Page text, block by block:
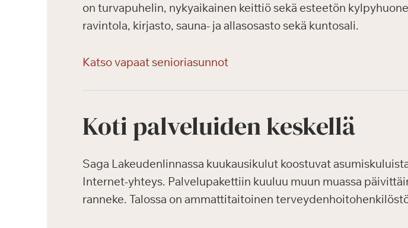
on turvapuhelin, nykyaikainen keittiö sekä esteetön
ravintola, kirjasto, sauna- ja allasosasto sekä kuntosali.
Katso vapaat senioriasunnot
Koti palveluiden keskellä
Saga Lakeudenlinnassa kuukausikulut koostuvat
Internet-yhteys. Palvelupakettiin kuuluu muun muassa
ranneke. Talossa on ammattitaitoinen